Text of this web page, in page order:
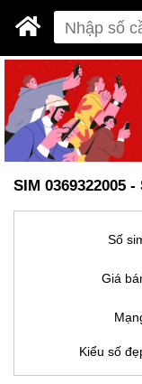
SIM 0369322005
Số
Giá
Kiểu số